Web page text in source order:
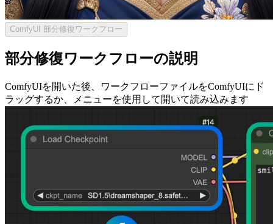
ComfyUI 部分修復ワークフロー
部分修復ワークフローの説明
ComfyUIを開いた後、ワークフローファイルをComfyUIにド
ラッグするか、メニューを使用して開いて読み込みます